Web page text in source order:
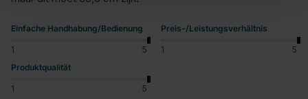
Einfache Handhabung/Bedienung
1 5
Preis-/Leistungsverhältnis
1
5
Produktqualität
1 5